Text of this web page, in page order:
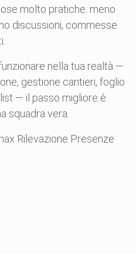
molto pratiche: meno
discussioni, commesse
nella tua realtà —
gestione cantieri, foglio
— il passo migliore è
squadra vera.
Rilevazione Presenze